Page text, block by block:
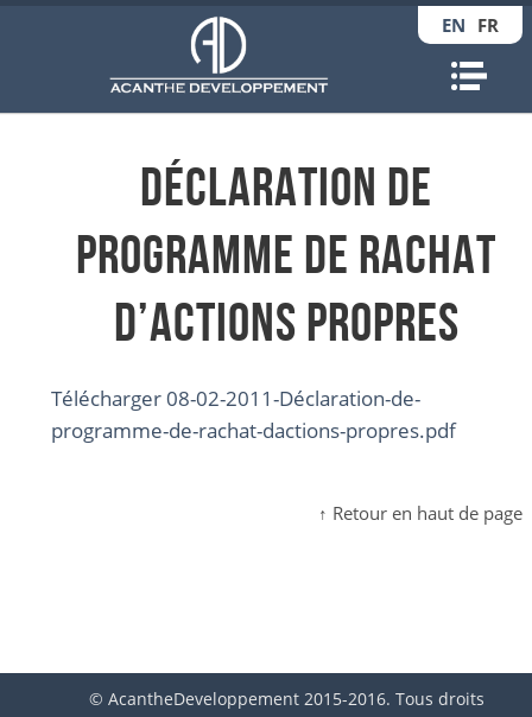
EN FR
Déclaration de
programme de rachat
d’actions propres
Télécharger 08-02-2011-Déclaration-de-
programme-de-rachat-dactions-propres.pdf
↑ Retour en haut de page
© AcantheDeveloppement 2015-2016. Tous droits